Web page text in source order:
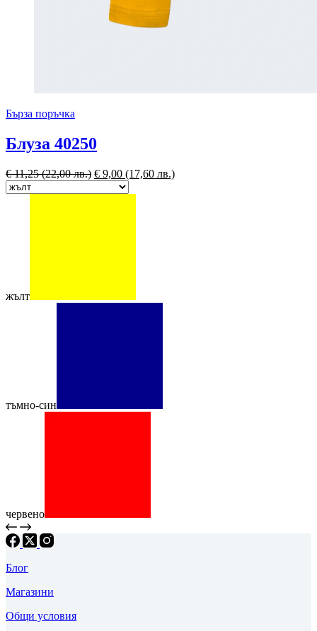
Бърза поръчка
Блуза 40250
€11,25(22,00 лв.) € 9,00 (17,60 лв.)
жълт
тъмно-син
червено
Блог
Магазини
Общи условия